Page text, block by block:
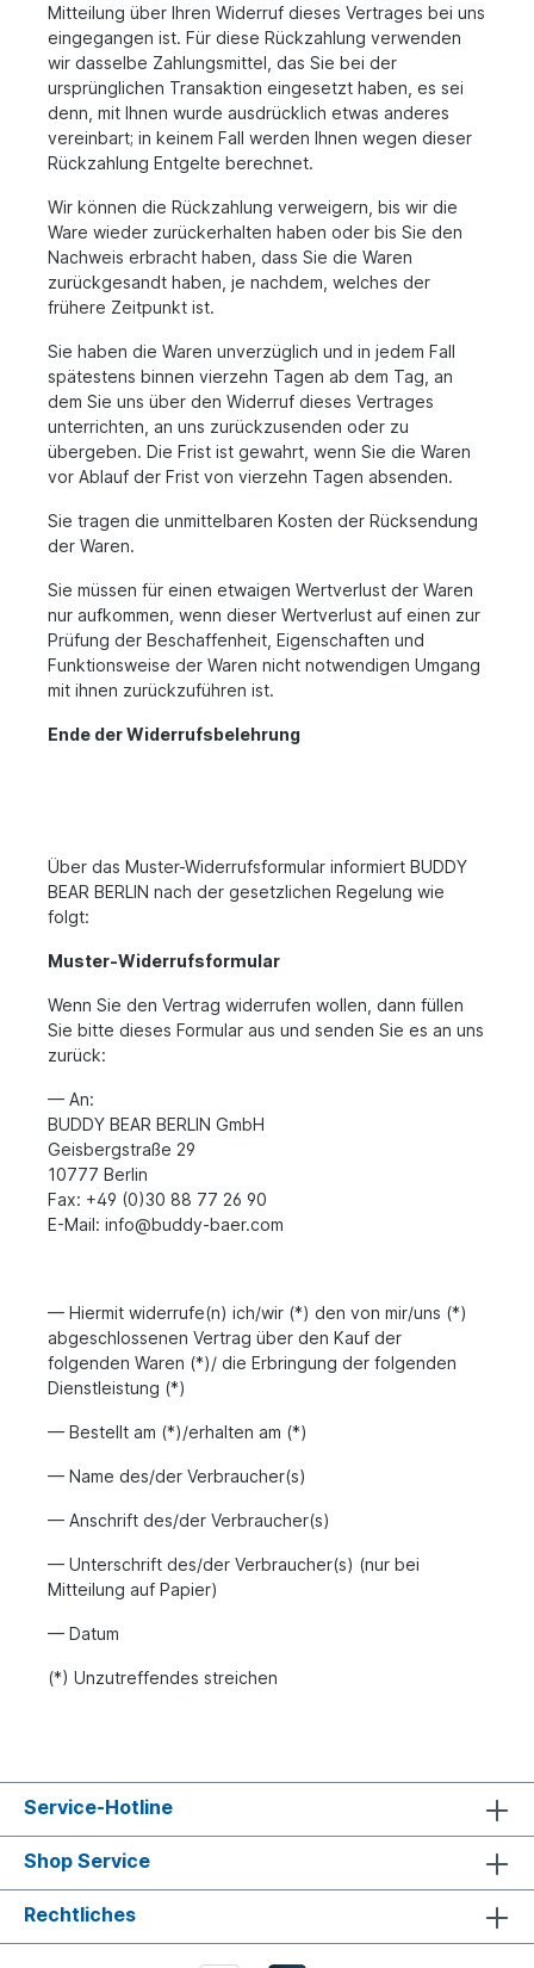
Mitteilung über Ihren Widerruf dieses Vertrages bei uns
eingegangen ist. Für diese Rückzahlung verwenden
wir dasselbe Zahlungsmittel, das Sie bei der
ursprünglichen Transaktion eingesetzt haben, es sei
denn, mit Ihnen wurde ausdrücklich etwas anderes
vereinbart; in keinem Fall werden Ihnen wegen dieser
Rückzahlung Entgelte berechnet.
Wir können die Rückzahlung verweigern, bis wir die
Ware wieder zurückerhalten haben oder bis Sie den
Nachweis erbracht haben, dass Sie die Waren
zurückgesandt haben, je nachdem, welches der
frühere Zeitpunkt ist.
Sie haben die Waren unverzüglich und in jedem Fall
spätestens binnen vierzehn Tagen ab dem Tag, an
dem Sie uns über den Widerruf dieses Vertrages
unterrichten, an uns zurückzusenden oder zu
übergeben. Die Frist ist gewahrt, wenn Sie die Waren
vor Ablauf der Frist von vierzehn Tagen absenden.
Sie tragen die unmittelbaren Kosten der Rücksendung
der Waren.
Sie müssen für einen etwaigen Wertverlust der Waren
nur aufkommen, wenn dieser Wertverlust auf einen zur
Prüfung der Beschaffenheit, Eigenschaften und
Funktionsweise der Waren nicht notwendigen Umgang
mit ihnen zurückzuführen ist.
Ende der Widerrufsbelehrung
Über das Muster-Widerrufsformular informiert BUDDY
BEAR BERLIN nach der gesetzlichen Regelung wie
folgt:
Muster-Widerrufsformular
Wenn Sie den Vertrag widerrufen wollen, dann füllen
Sie bitte dieses Formular aus und senden Sie es an uns
zurück:
— An:
BUDDY BEAR BERLIN GmbH
Geisbergstraße 29
10777 Berlin
Fax: +49 (0)30 88 77 26 90
E-Mail: info@buddy-baer.com
— Hiermit widerrufe(n) ich/wir (*) den von mir/uns (*)
abgeschlossenen Vertrag über den Kauf der
folgenden Waren (*)/ die Erbringung der folgenden
Dienstleistung (*)
— Bestellt am (*)/erhalten am (*)
— Name des/der Verbraucher(s)
— Anschrift des/der Verbraucher(s)
— Unterschrift des/der Verbraucher(s) (nur bei
Mitteilung auf Papier)
— Datum
(*) Unzutreffendes streichen
Service-Hotline
Shop Service
Rechtliches